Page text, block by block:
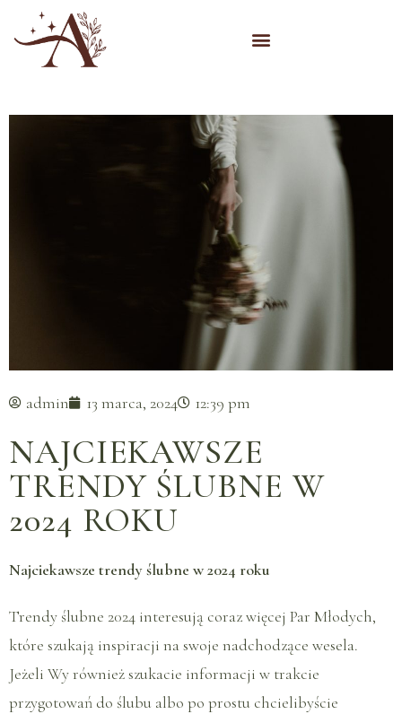
admin 13 marca, 2024 12:39 pm
NAJCIEKAWSZE
TRENDY ŚLUBNE W
2024 ROKU
Najciekawsze trendy ślubne w 2024 roku
Trendy ślubne 2024 interesują coraz więcej Par Młodych,
które szukają inspiracji na swoje nadchodzące wesela.
Jeżeli Wy również szukacie informacji w trakcie
przygotowań do ślubu albo po prostu chcielibyście